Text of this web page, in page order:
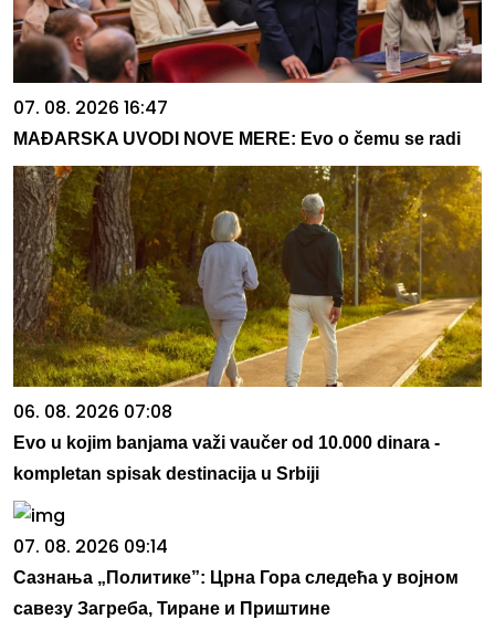
07. 08. 2026 16:47
MAĐARSKA UVODI NOVE MERE: Evo o čemu se radi
06. 08. 2026 07:08
Evo u kojim banjama važi vaučer od 10.000 dinara -
kompletan spisak destinacija u Srbiji
07. 08. 2026 09:14
Сазнања „Политике”: Црна Гора следећа у војном
савезу Загреба, Тиране и Приштине